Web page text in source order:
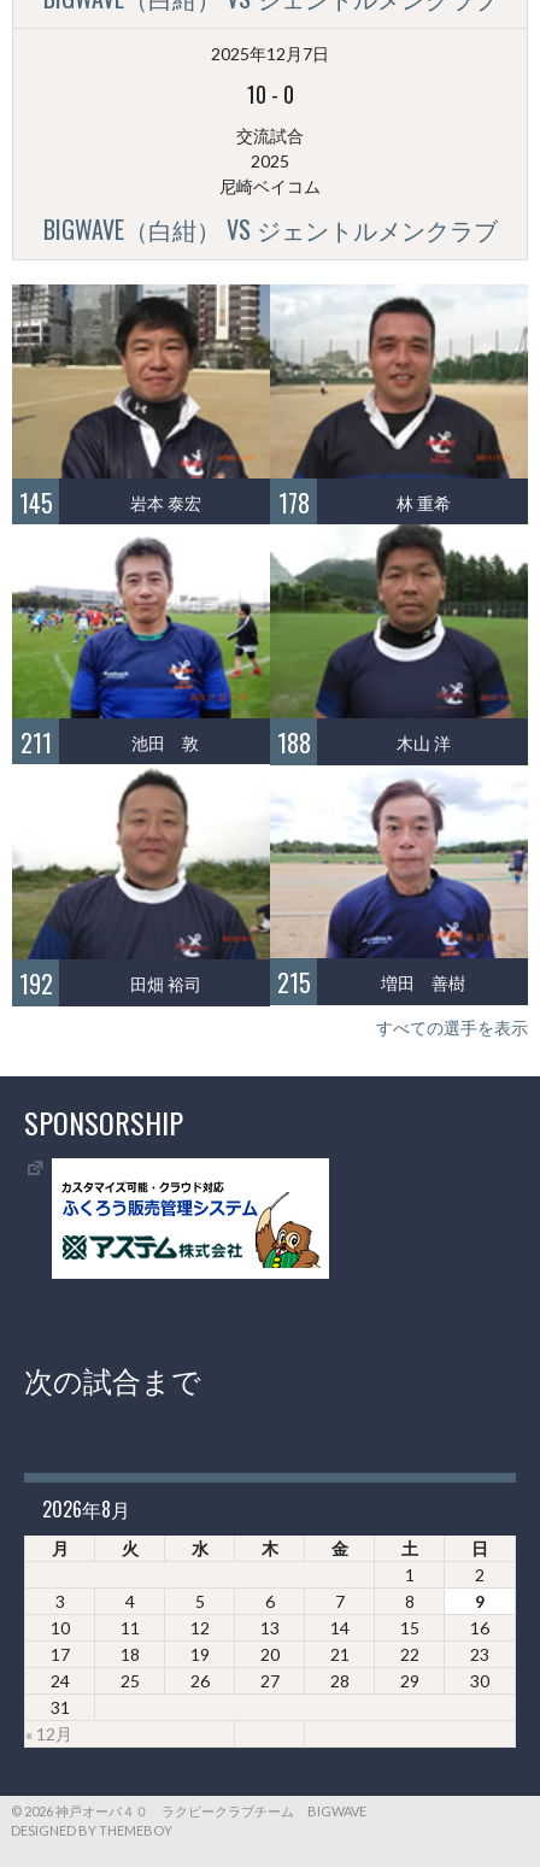
2025年12月7日
10 - 0
交流試合
2025
尼崎ベイコム
BIGWAVE（白紺） VS ジェントルメンクラブ
145 岩本 泰宏 178 林 重希
211 池田 敦 188 木山 洋
192 田畑 裕司 215 増田 善樹
すべての選手を表示
SPONSORSHIP
次の試合まで
2026年8月
月 火 水 木 金 土 日
« 12月
1
2
3
4 5 6 7 8
9
10
11 12 13 14 15
16
17
18 19 20 21 22
23
24
25 26 27 28 29
30
31
© 2026 神戸オーバ４０ ラクビークラブチーム BIGWAVE
DESIGNED BY THEMEBOY